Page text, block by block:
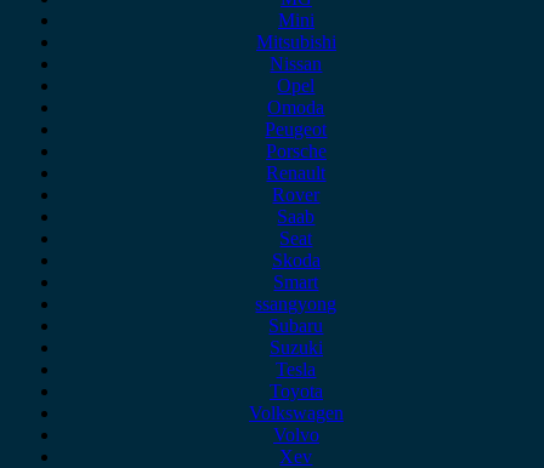
Mini
Mitsubishi
Nissan
Opel
Omoda
Peugeot
Porsche
Renault
Rover
Saab
Seat
Skoda
Smart
ssangyong
Subaru
Suzuki
Tesla
Toyota
Volkswagen
Volvo
Xev